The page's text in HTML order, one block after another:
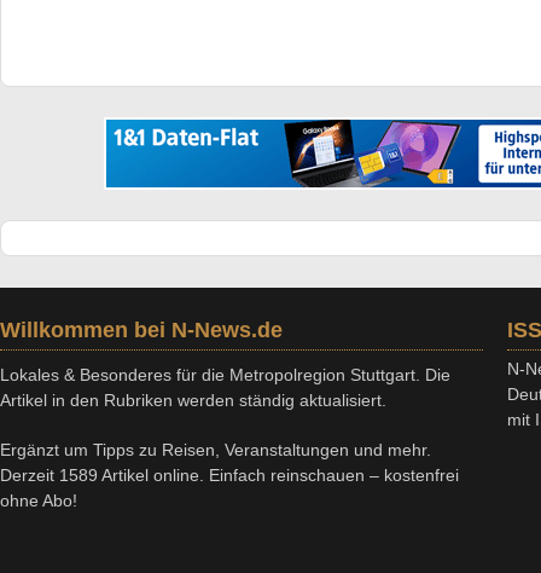
Willkommen bei N-News.de
Lokales & Besonderes für die Metropolregion Stuttgart. Die
Artikel in den Rubriken werden ständig aktualisiert.
Ergänzt um Tipps zu Reisen, Veranstaltungen und mehr.
Derzeit 1589 Artikel online. Einfach reinschauen – kostenfrei
ohne Abo!
N-
mit